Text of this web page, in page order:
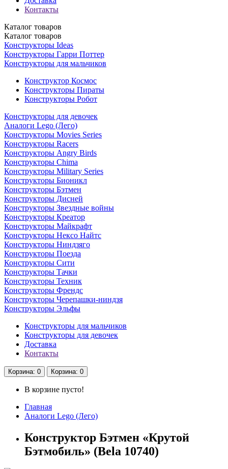
Контакты
Каталог товаров
Каталог товаров
Конструкторы Ideas
Конструкторы Гарри Поттер
Конструкторы для мальчиков
Конструктор Космос
Конструкторы Пираты
Конструкторы Робот
Конструкторы для девочек
Аналоги Lego (Лего)
Конструкторы Movies Series
Конструкторы Racers
Конструкторы Angry Birds
Конструкторы Chima
Конструкторы Military Series
Конструкторы Бионикл
Конструкторы Бэтмен
Конструкторы Дисней
Конструкторы Звездные войны
Конструкторы Креатор
Конструкторы Майкрафт
Конструкторы Нексо Найтс
Конструкторы Ниндзяго
Конструкторы Поезда
Конструкторы Сити
Конструкторы Тачки
Конструкторы Техник
Конструкторы Френдс
Конструкторы Черепашки-ниндзя
Конструкторы Эльфы
Конструкторы для мальчиков
Конструкторы для девочек
Доставка
Контакты
Корзина: 0 Корзина: 0
В корзине пусто!
Главная
Аналоги Lego (Лего)
Конструктор Бэтмен «Крутой
Бэтмобиль» (Bela 10740)